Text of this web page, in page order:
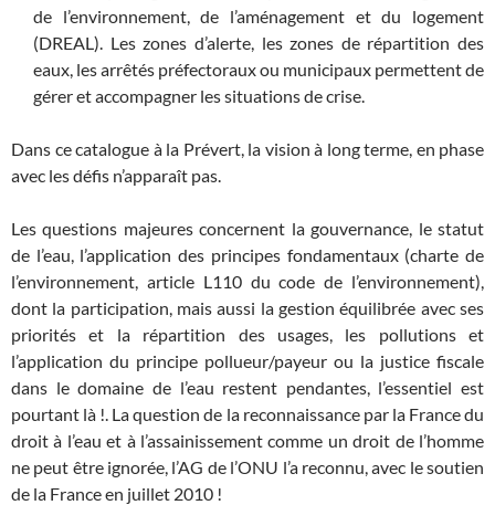
de l’environnement, de l’aménagement et du logement
(DREAL). Les zones d’alerte, les zones de répartition des
eaux, les arrêtés préfectoraux ou municipaux permettent de
gérer et accompagner les situations de crise.
Dans ce catalogue à la Prévert, la vision à long terme, en phase
avec les défis n’apparaît pas.
Les questions majeures concernent la gouvernance, le statut
de l’eau, l’application des principes fondamentaux (charte de
l’environnement, article L110 du code de l’environnement),
dont la participation, mais aussi la gestion équilibrée avec ses
priorités et la répartition des usages, les pollutions et
l’application du principe pollueur/payeur ou la justice fiscale
dans le domaine de l’eau restent pendantes, l’essentiel est
pourtant là !. La question de la reconnaissance par la France du
droit à l’eau et à l’assainissement comme un droit de l’homme
ne peut être ignorée, l’AG de l’ONU l’a reconnu, avec le soutien
de la France en juillet 2010 !